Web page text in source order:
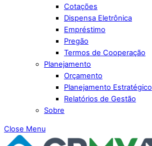
Cotações
Dispensa Eletrônica
Empréstimo
Pregão
Termos de Cooperação
Planejamento
Orçamento
Planejamento Estratégico
Relatórios de Gestão
Sobre
Close Menu